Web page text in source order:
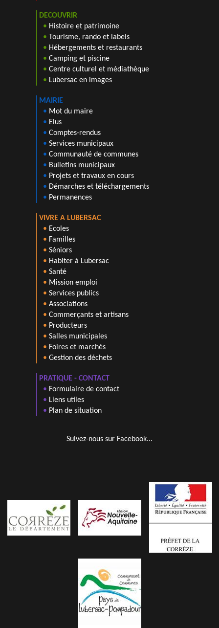
DECOUVRIR
• Histoire et patrimoine
• Tourisme, rando et labels
• Hébergements et restaurants
• Camping et piscine
• Centre culturel et médiathèque
• Lubersac en images
MAIRIE
• Mot du maire
• Elus
• Comptes-rendus
• Services municipaux
• Communauté de communes
• Bulletins municipaux
• Projets et travaux en cours
• Démarches et téléchargements
• Permanences
VIVRE A LUBERSAC
• Ecoles
• Familles
• Séniors
• Habiter à Lubersac
• Santé
• Mission emploi
• Services publics
• Associations
• Commerçants et artisans
• Producteurs
• Salles municipales
• Foires et marchés
• Gestion des déchets
PRATIQUE - CONTACT
• Formulaire de contact
• Liens utiles
• Plan de situation
Suivez-nous sur Facebook...